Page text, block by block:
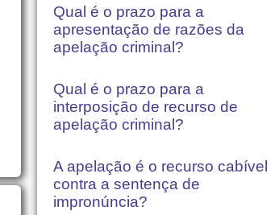
Qual é o prazo para a
apresentação de razões da
apelação criminal?
Qual é o prazo para a
interposição de recurso de
apelação criminal?
A apelação é o recurso cabível
contra a sentença de
impronúncia?